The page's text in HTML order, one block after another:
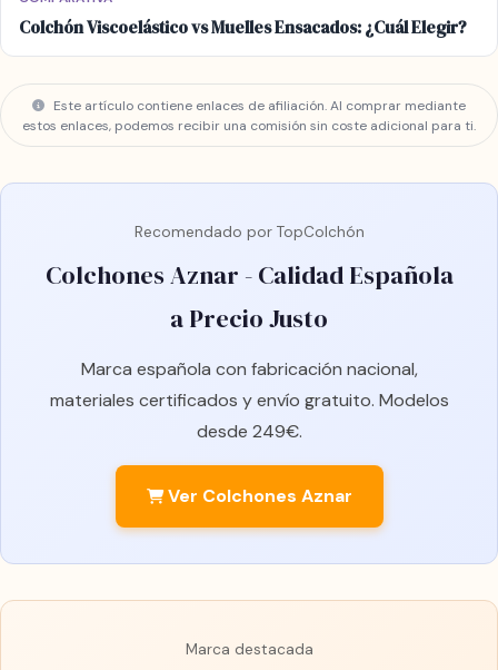
Colchón Viscoelástico vs Muelles Ensacados: ¿Cuál Elegir?
Este artículo contiene enlaces de afiliación. Al comprar mediante
estos enlaces, podemos recibir una comisión sin coste adicional para ti.
Recomendado por TopColchón
Colchones Aznar - Calidad Española
a Precio Justo
Marca española con fabricación nacional,
materiales certificados y envío gratuito. Modelos
desde 249€.
Ver Colchones Aznar
Marca destacada